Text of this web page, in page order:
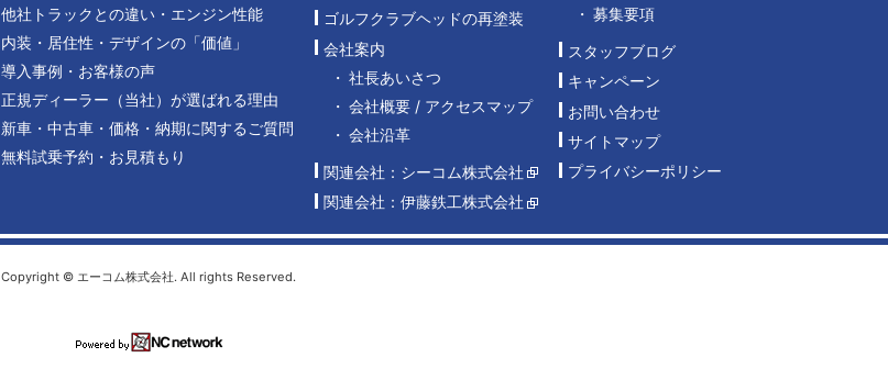
他社トラックとの違い・エンジン性能
内装・居住性・デザインの「価値」
導入事例・お客様の声
正規ディーラー（当社）が選ばれる理由
新車・中古車・価格・納期に関するご質問
無料試乗予約・お見積もり
ゴルフクラブヘッドの再塗装
会社案内
社長あいさつ
会社概要 / アクセスマップ
会社沿革
関連会社：シーコム株式会社
関連会社：伊藤鉄工株式会社
募集要項
スタッフブログ
キャンペーン
お問い合わせ
サイトマップ
プライバシーポリシー
Copyright © エーコム株式会社. All rights Reserved.